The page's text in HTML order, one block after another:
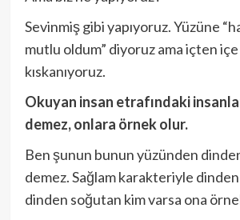
Sevinmiş gibi yapıyoruz. Yüzüne
mutlu oldum” diyoruz ama içten içe
kıskanıyoruz.
Okuyan insan etrafındaki
demez, onlara örnek olur.
Ben şunun bunun yüzünden
demez. Sağlam karakteriyle
dinden soğutan kim varsa ona